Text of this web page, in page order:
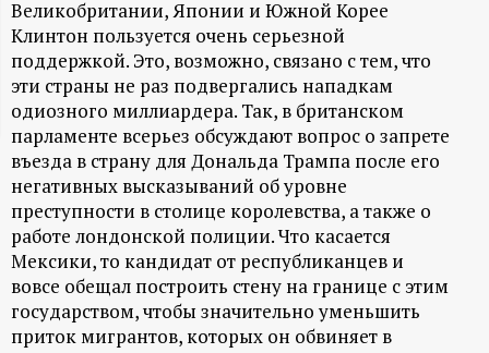
м
а
ц
и
о
н
Великобритании, Японии и Южной Корее
Клинтон пользуется очень серьезной
поддержкой. Это, возможно, связано с тем, что
эти страны не раз подвергались нападкам
одиозного миллиардера. Так, в британском
парламенте всерьез обсуждают вопрос о запрете
въезда в страну для Дональда Трампа после его
негативных высказываний об уровне
преступности в столице королевства, а также о
работе лондонской полиции. Что касается
Мексики, то кандидат от республиканцев и
вовсе обещал построить стену на границе с этим
государством, чтобы значительно уменьшить
приток мигрантов, которых он обвиняет в